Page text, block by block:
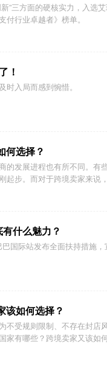
”三方面的硬核实力，入选
行业卓越者》榜单。
！
入局而感到惋惜。
何选择？
的发展进程也有所不同。有
起步。而对于跨境卖家来说
什么魅力？
国际站发布全面扶持措施，
该如何选择？
受规则限制、不存在封店
家有哪些？跨境卖家又该如